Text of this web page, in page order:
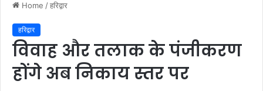
Home /हरिद्वार
हरिद्वार
विवाह और तलाक के पंजीकरण
होंगे अब निकाय स्तर पर